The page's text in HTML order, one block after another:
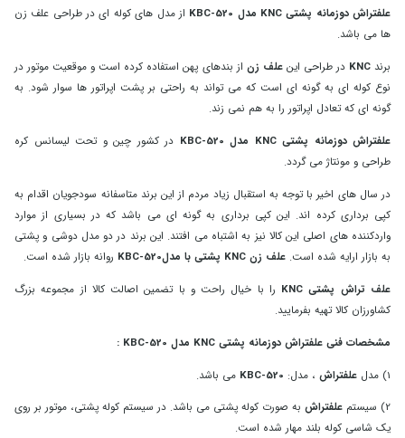
علفتراش دوزمانه پشتی KNC مدل KBC-520
از مدل های کوله ای در طراحی علف زن
ها می باشد.
برندKNC در طراحی اینعلف زن از بندهای پهن استفاده کرده است و موقعیت موتور در
نوع کوله ای به گونه ای است که می تواند به راحتی بر پشت اپراتور ها سوار شود. به
گونه ‌ای که تعادل اپراتور را به هم نمی ‌زند.
علفتراش دوزمانه پشتی KNC مدل KBC-520
در کشور چین و تحت لیسانس کره
طراحی و مونتاژ می گردد.
در سال های اخیر با توجه به استقبال زیاد مردم از این برند متاسفانه سودجویان اقدام به
کپی برداری کرده اند. این کپی برداری به گونه ای می باشد که در بسیاری از موارد
واردکننده های اصلی این کالا نیز به اشتباه می افتند. این برند در دو مدل دوشی و پشتی
به بازار ارایه شده است. علف زن KNC پشتی با مدلKBC-520
روانه بازار شده است.
علف تراش پشتی KNC
را با خیال راحت و با تضمین اصالت کالا از مجموعه بزرگ
کشاورزان کالا تهیه بفرمایید.
مشخصات فنی علفتراش دوزمانه پشتی KNC مدل KBC-520 :
1) مدل
علفتراش ، مدل: KBC-520 می باشد.
2) سیستم
علفتراش به صورت کوله پشتی می باشد. در سیستم کوله پشتی، موتور بر روی
یک شاسی کوله بلند مهار شده است.